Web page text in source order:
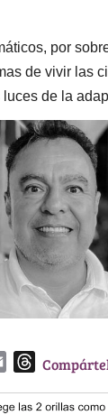
por
de vivir las
de la
a
T
r